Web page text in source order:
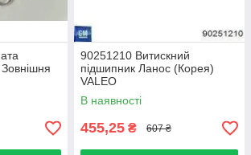
90251210 Витискний
підшипник Ланос (Корея)
VALEO
В наявності
455,25 ₴ 607 ₴